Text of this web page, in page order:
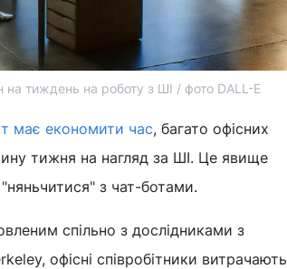
на тиждень на роботу з ШІ / фото DALL-E
має економити час, багато офісних
тижня на нагляд за ШІ. Це явище
з чат-ботами.
спільно з дослідниками з
офісні співробітники